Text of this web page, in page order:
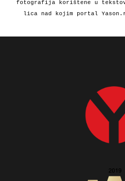
fotografija korištene u
lica nad kojim portal